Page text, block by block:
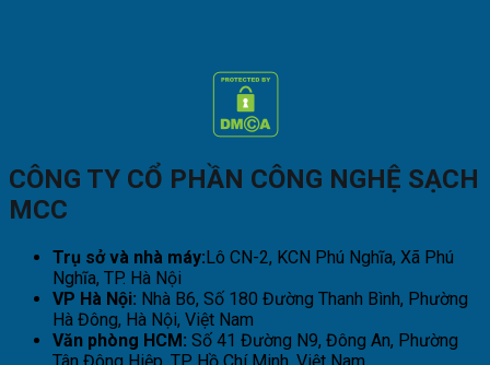
CÔNG TY CỔ PHẦN CÔNG NGHỆ SẠCH
MCC
Trụ sở và nhà máy:Lô CN-2, KCN Phú Nghĩa, Xã Phú
Nghĩa, TP. Hà Nội
VP Hà Nội: Nhà B6, Số 180 Đường Thanh Bình, Phường
Hà Đông, Hà Nội, Việt Nam
Văn phòng HCM: Số 41 Đường N9, Đông An, Phường
Tân Đông Hiệp, TP Hồ Chí Minh, Việt Nam